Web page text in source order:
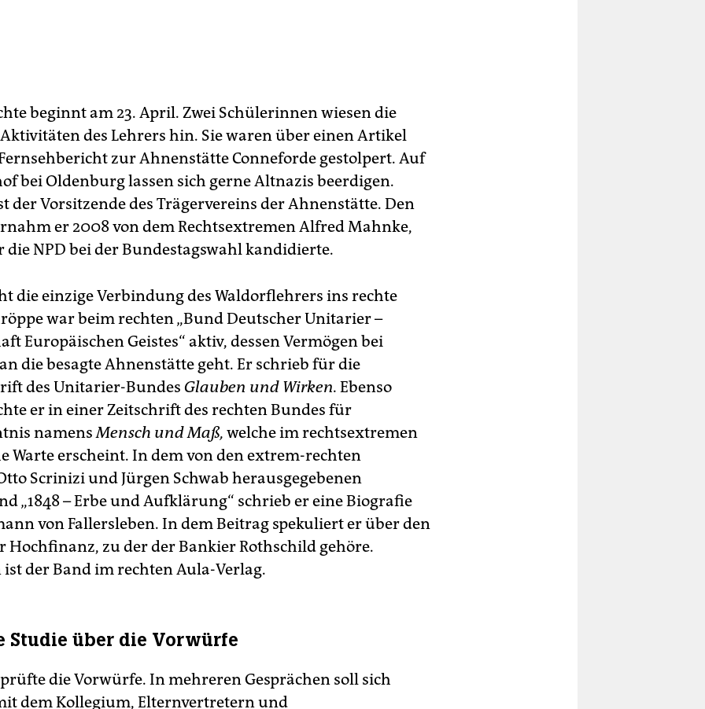
beginnt am 23. April. Zwei Schülerinnen wiesen die
des Lehrers hin. Sie waren über einen Artikel
zur Ahnenstätte Conneforde gestolpert. Auf
bei Oldenburg lassen sich gerne Altnazis beerdigen.
der Vorsitzende des Trägervereins der Ahnenstätte. Den
er 2008 von dem Rechtsextremen Alfred Mahnke,
die NPD bei der Bundestagswahl kandidierte.
die einzige Verbindung des Waldorflehrers ins rechte
war beim rechten „Bund Deutscher Unitarier –
Europäischen Geistes“ aktiv, dessen Vermögen bei
die besagte Ahnenstätte geht. Er schrieb für die
des Unitarier-Bundes Glauben und Wirken. Ebenso
er in einer Zeitschrift des rechten Bundes für
namensMensch und Maß, welche im rechtsextremen
Warte erscheint. In dem von den extrem-rechten
Scrinizi und Jürgen Schwab herausgegebenen
„1848 – Erbe und Aufklärung“ schrieb er eine Biografie
von Fallersleben. In dem Beitrag spekuliert er über den
Hochfinanz, zu der der Bankier Rothschild gehöre.
ist der Band im rechten Aula-Verlag.
Studie über die Vorwürfe
die Vorwürfe. In mehreren Gesprächen soll sich
dem Kollegium, Elternvertretern und